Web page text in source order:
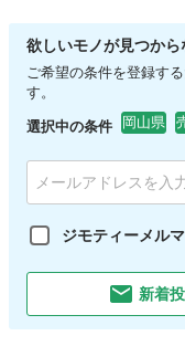
欲しいモノが見つから
ご希望の条件を登録す
す。
選択中の条件 岡山県
ジモティーメル
新着